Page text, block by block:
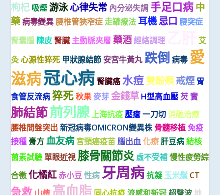
枸杞 吸煙 游泳心律失常 內分泌失調 手足口病中
藥病毒變異 腰椎管狹窄症 走罐療法 耳機忌口 腰突症
腎囊腫 陳皮 腎臟 主動脈夾層 藥酒經絡調理
艾
灸 心源性猝死 甲狀腺結節 安宮牛黃丸 跌倒 病毒 愛
滋病冠心病 腎臟癌 水痘雙酚類戒煙 胃
食管反流病 猝死 秋果 麥芽 金錢草 H型高血壓 芡 實
肺結節前列腺上海抗疫 壓瘡 一刀切 消融治療
腰椎間盤突出 新冠病毒OMICRON變異株 骨髓移植 免疫
接種 膏方 血友病 宮頸癌疫苗 腦出血 化療 肝豆病 結核
菌素試驗 單眼近視 膝骨關節炎 虛不受補 慢性疲勞綜
合徵化橘紅赤小豆 性病 牙周病 抗凝 玉米鬚 CT
急救 高血脂